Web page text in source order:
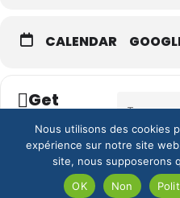
CALENDAR
Get
Directions
Address -
Nous utilisons des cookies
expérience sur notre site
site, nous supposerons
OK
Non